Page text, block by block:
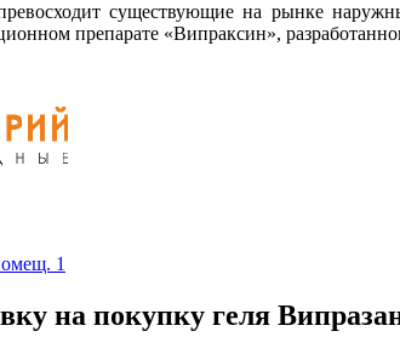
существующие на рынке
препарате «Випраксин»,
1
на покупку геля